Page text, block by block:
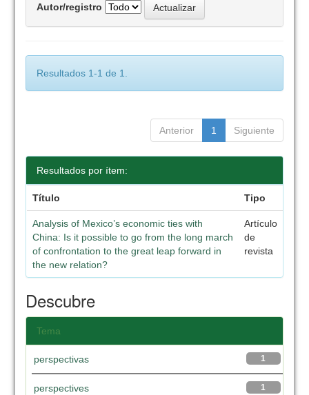
Autor/registro
Resultados 1-1 de 1.
Anterior 1 Siguiente
Resultados por ítem:
Título Tipo
Analysis of Mexico’s economic ties with
China: Is it possible to go from the long march
of confrontation to the great leap forward in
the new relation?
Artículo
de
revista
Descubre
Tema
1
perspectivas
1
perspectives